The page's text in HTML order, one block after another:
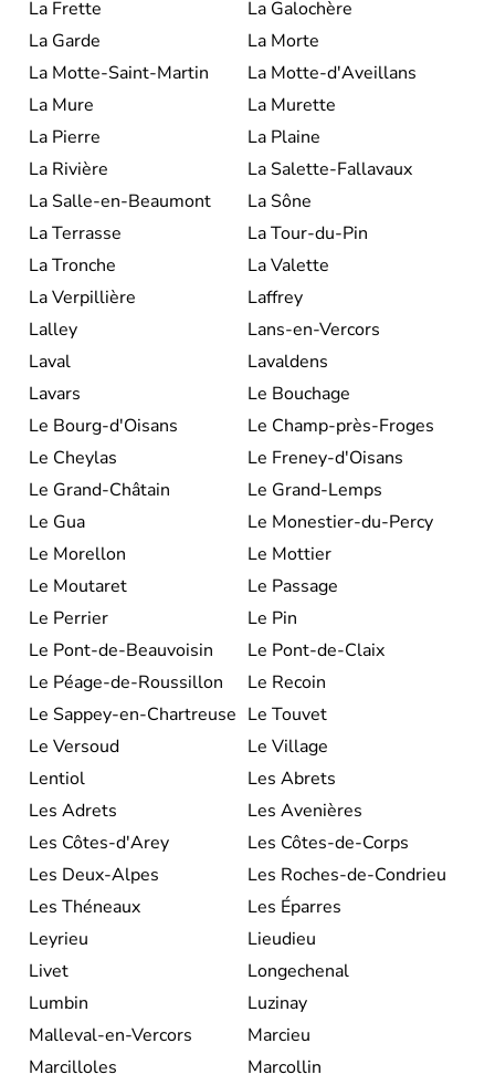
La Frette
La Galochère
La Garde
La Morte
La Motte-Saint-Martin
La Motte-d'Aveillans
La Mure
La Murette
La Pierre
La Plaine
La Rivière
La Salette-Fallavaux
La Salle-en-Beaumont
La Sône
La Terrasse
La Tour-du-Pin
La Tronche
La Valette
La Verpillière
Laffrey
Lalley
Lans-en-Vercors
Laval
Lavaldens
Lavars
Le Bouchage
Le Bourg-d'Oisans
Le Champ-près-Froges
Le Cheylas
Le Freney-d'Oisans
Le Grand-Châtain
Le Grand-Lemps
Le Gua
Le Monestier-du-Percy
Le Morellon
Le Mottier
Le Moutaret
Le Passage
Le Perrier
Le Pin
Le Pont-de-Beauvoisin
Le Pont-de-Claix
Le Péage-de-Roussillon
Le Recoin
Le Sappey-en-Chartreuse Le Touvet
Le Versoud
Le Village
Lentiol
Les Abrets
Les Adrets
Les Avenières
Les Côtes-d'Arey
Les Côtes-de-Corps
Les Deux-Alpes
Les Roches-de-Condrieu
Les Théneaux
Les Éparres
Leyrieu
Lieudieu
Livet
Longechenal
Lumbin
Luzinay
Malleval-en-Vercors
Marcieu
Marcilloles
Marcollin